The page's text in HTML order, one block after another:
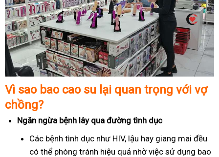
Vì sao bao cao su lại quan trọng với vợ
chồng?
Ngăn ngừa bệnh lây qua đường tình dục
Các bệnh tình dục như HIV, lậu hay giang mai đều
có thể phòng tránh hiệu quả nhờ việc sử dụng bao